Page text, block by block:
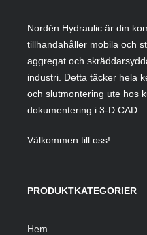
Nordén Hydraulic är din
tillhandahåller mobila och
aggregat och
industri. Detta täcker hela
och slutmontering ute hos
dokumentering i 3-D CAD.
Välkommen till oss!
PRODUKTKATEGORIER
Hem